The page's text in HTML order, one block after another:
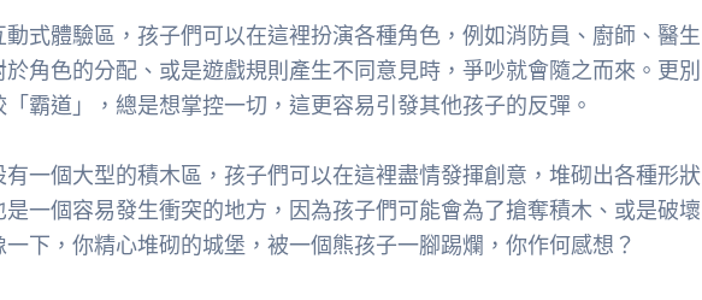
式體驗區，孩子們可以在這裡扮演各種角色，例如消防員、廚師、醫生
角色的分配、或是遊戲規則產生不同意見時，爭吵就會隨之而來。更別
霸道」，總是想掌控一切，這更容易引發其他孩子的反彈。
一個大型的積木區，孩子們可以在這裡盡情發揮創意，堆砌出各種形狀
一個容易發生衝突的地方，因為孩子們可能會為了搶奪積木、或是破壞
下，你精心堆砌的城堡，被一個熊孩子一腳踢爛，你作何感想？